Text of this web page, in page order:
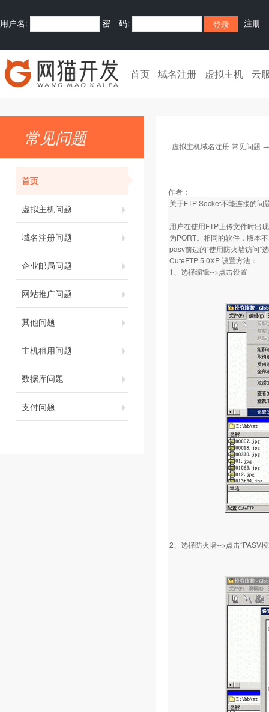
用户名: 密 码: 注册
首页 域名注册 虚拟主机 云
常见问题
首页
虚拟主机问题
域名注册问题
企业邮局问题
网站推广问题
其他问题
主机租用问题
数据库问题
支付问题
虚拟主机域名注册-常见问题
作者：
关于FTP Socket不能连接的问
用户在使用FTP上传文件时出
为PORT。相同的软件，版本
pasv前边的“使用防火墙访问”
CuteFTP 5.0XP 设置方法：
1、选择编辑-->点击设置
2、选择防火墙-->点击“PASV